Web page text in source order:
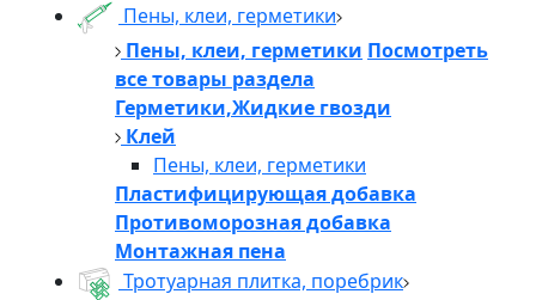
Пены, клеи, герметики
Пены, клеи, герметики Посмотреть
все товары раздела
Герметики,Жидкие гвозди
Клей
Пены, клеи, герметики
Пластифицирующая добавка
Противоморозная добавка
Монтажная пена
Тротуарная плитка, поребрик